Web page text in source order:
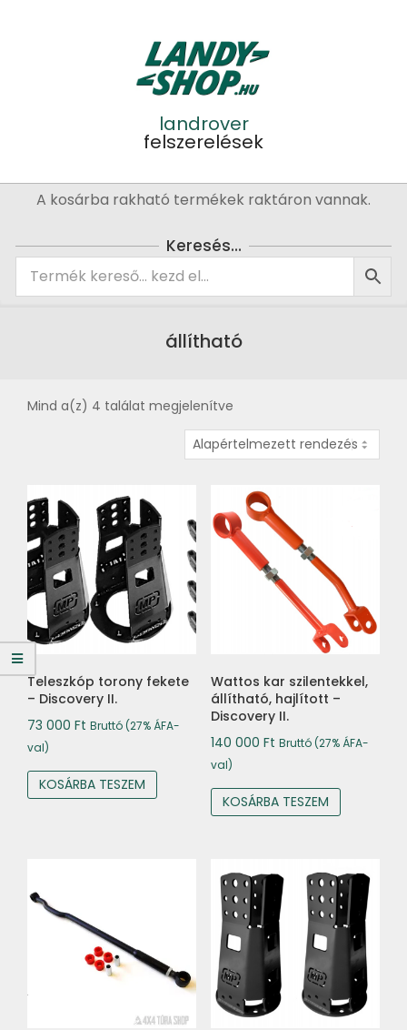
landrover
felszerelések
PrimaryA kosárba rakható termékek raktáron vannak.
Keresés…
állítható
Mind a(z) 4 találat megjelenítve
Teleszkóp torony fekete
– Discovery II.
73 000 Ft Bruttó (27% ÁFA-
val)
KOSÁRBA TESZEM
Wattos kar szilentekkel,
állítható, hajlított –
Discovery II.
140 000 Ft Bruttó (27% ÁFA-
val)
KOSÁRBA TESZEM